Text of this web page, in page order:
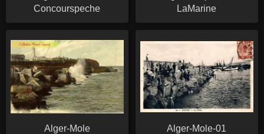
Concourspeche
LaMarine
Alger-Mole Alger-Mole-01